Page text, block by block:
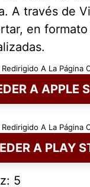
A través de
en formato
Redirigido A La Página
A APPLE
Redirigido A La Página
A PLAY
5